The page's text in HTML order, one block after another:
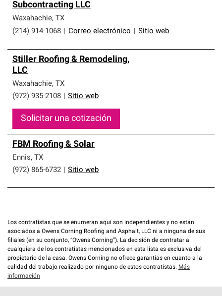
Subcontracting LLC
Waxahachie, TX
(214) 914-1068
Correo electrónico Sitio web
Stiller Roofing & Remodeling,
LLC
Waxahachie, TX
(972) 935-2108
Sitio web
Solicitar una cotización
FBM Roofing & Solar
Ennis, TX
(972) 865-6732
Sitio web
Los contratistas que se enumeran aquí son independientes y no están
asociados a Owens Corning Roofing and Asphalt, LLC ni a ninguna de sus
filiales (en su conjunto, “Owens Corning”). La decisión de contratar a
cualquiera de los contratistas mencionados en esta lista es exclusiva del
propietario de la casa. Owens Corning no ofrece garantías en cuanto a la
calidad del trabajo realizado por ninguno de estos contratistas. Más
información